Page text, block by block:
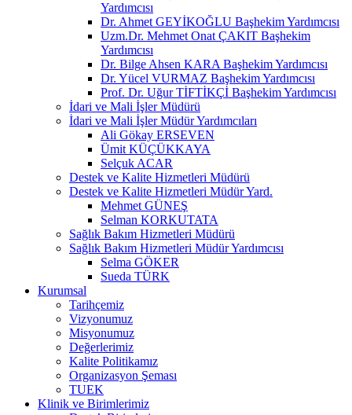
Yardımcısı
Dr. Ahmet GEYİKOĞLU Başhekim Yardımcısı
Uzm.Dr. Mehmet Onat ÇAKIT Başhekim
Yardımcısı
Dr. Bilge Ahsen KARA Başhekim Yardımcısı
Dr. Yücel VURMAZ Başhekim Yardımcısı
Prof. Dr. Uğur TİFTİKÇİ Başhekim Yardımcısı
İdari ve Mali İşler Müdürü
İdari ve Mali İşler Müdür Yardımcıları
Ali Gökay ERSEVEN
Ümit KÜÇÜKKAYA
Selçuk ACAR
Destek ve Kalite Hizmetleri Müdürü
Destek ve Kalite Hizmetleri Müdür Yard.
Mehmet GÜNEŞ
Selman KORKUTATA
Sağlık Bakım Hizmetleri Müdürü
Sağlık Bakım Hizmetleri Müdür Yardımcısı
Selma GÖKER
Sueda TÜRK
Kurumsal
Tarihçemiz
Vizyonumuz
Misyonumuz
Değerlerimiz
Kalite Politikamız
Organizasyon Şeması
TUEK
Klinik ve Birimlerimiz